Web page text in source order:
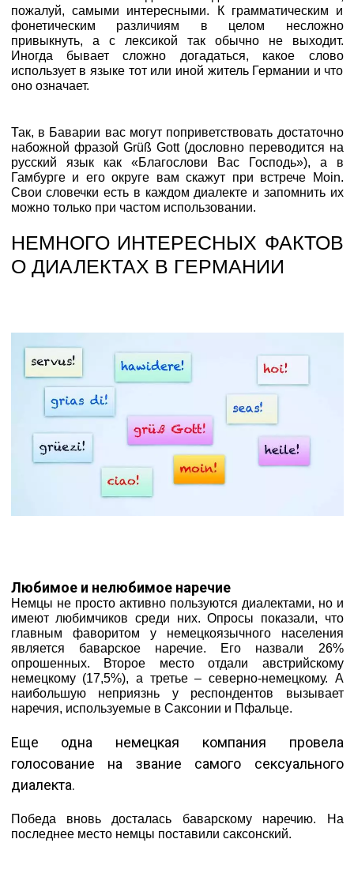
пожалуй, самыми интересными. К грамматическим и
фонетическим различиям в целом несложно
привыкнуть, а с лексикой так обычно не выходит.
Иногда бывает сложно догадаться, какое слово
использует в языке тот или иной житель Германии и что
оно означает.
Так, в Баварии вас могут поприветствовать достаточно
набожной фразой Grüß Gott (дословно переводится на
русский язык как «Благослови Вас Господь»), а в
Гамбурге и его округе вам скажут при встрече Moin.
Свои словечки есть в каждом диалекте и запомнить их
можно только при частом использовании.
НЕМНОГО ИНТЕРЕСНЫХ ФАКТОВ
О ДИАЛЕКТАХ В ГЕРМАНИИ
Любимое и нелюбимое наречие
Немцы не просто активно пользуются диалектами, но и
имеют любимчиков среди них. Опросы показали, что
главным фаворитом у немецкоязычного населения
является баварское наречие. Его назвали 26%
опрошенных. Второе место отдали австрийскому
немецкому (17,5%), а третье – северно-немецкому. А
наибольшую неприязнь у респондентов вызывает
наречия, используемые в Саксонии и Пфальце.
Еще одна немецкая компания провела
голосование на звание самого сексуального
диалекта.
Победа вновь досталась баварскому наречию. На
последнее место немцы поставили саксонский.